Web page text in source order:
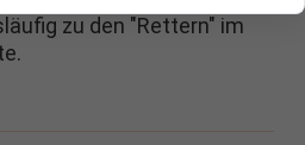
zu den "Rettern" im